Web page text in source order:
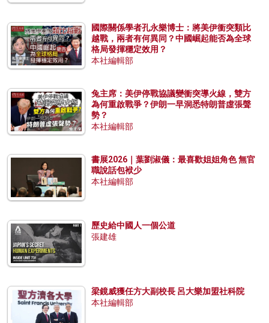
國際關係學者孔永樂博士：將美伊衝突類比
越戰，兩者有何異同？中國崛起能否為全球
格局發揮穩定效用？
本社編輯部
兔主席：美伊停戰協議變衝突導火線，雙方
為何重啟戰爭？伊朗一早洞悉特朗普虛張聲
勢？
本社編輯部
書展2026｜葉劉淑儀：最喜歡姐姐角色 無官
職說話包袱少
本社編輯部
歷史給中國人一個公道
張建雄
梁鏡威獲任方大副校長 呂大樂加盟社科院
本社編輯部